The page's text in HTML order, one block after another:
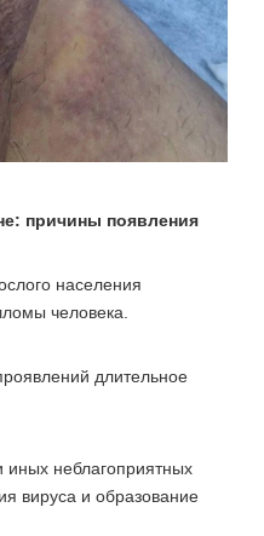
причины появления
населения
человека.
длительное
неблагоприятных
вируса и образование